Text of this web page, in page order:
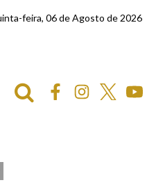
feira, 06 de Agosto de 2026